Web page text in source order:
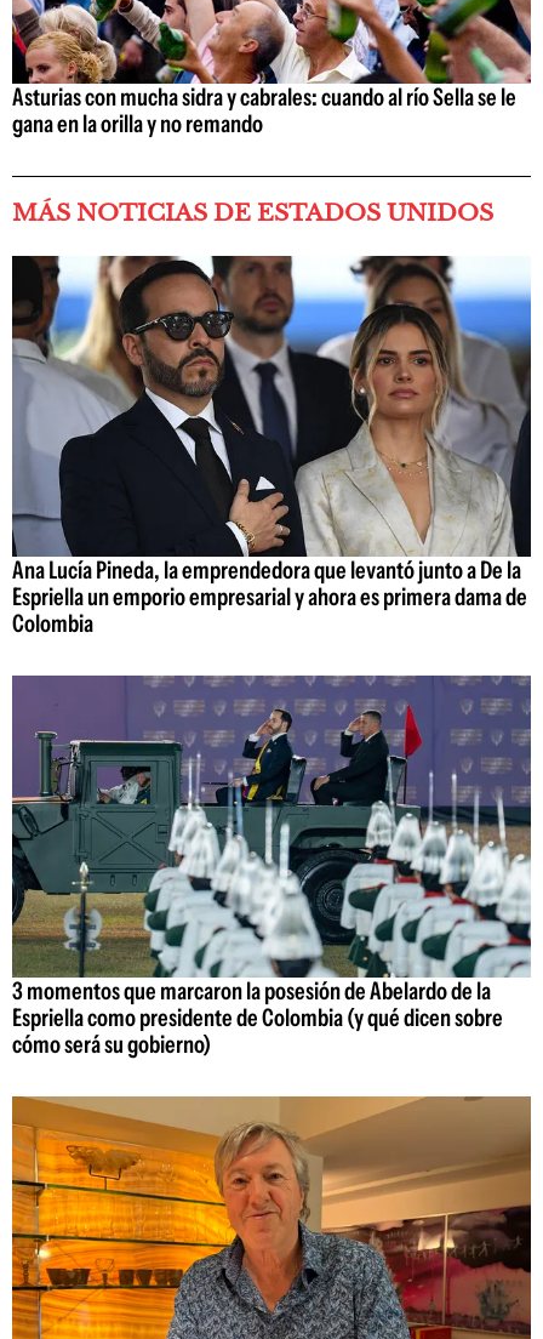
Asturias con mucha sidra y cabrales: cuando al río Sella se le
gana en la orilla y no remando
MÁS NOTICIAS DE ESTADOS UNIDOS
Ana Lucía Pineda, la emprendedora que levantó junto a De la
Espriella un emporio empresarial y ahora es primera dama de
Colombia
3 momentos que marcaron la posesión de Abelardo de la
Espriella como presidente de Colombia (y qué dicen sobre
cómo será su gobierno)